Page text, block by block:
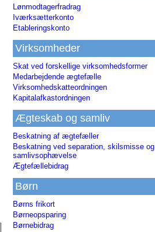
Lønmodtagerfradrag
Iværksætterkonto
Etableringskonto
Virksomheder
Skat ved forskellige virksomhedsformer
Medarbejdende ægtefælle
Virksomhedskatteordningen
Kapitalafkastordningen
Ægteskab og samliv
Beskatning af ægtefæller
Beskatning ved separation, skilsmisse og
samlivsophævelse
Ægtefællebidrag
Børn
Børns frikort
Børneopsparing
Børnebidrag